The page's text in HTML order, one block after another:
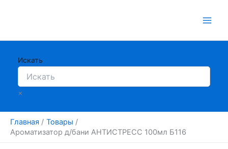
Искать
×
Главная
Товары
Ароматизатор д/бани АНТИСТРЕСС 100мл Б116